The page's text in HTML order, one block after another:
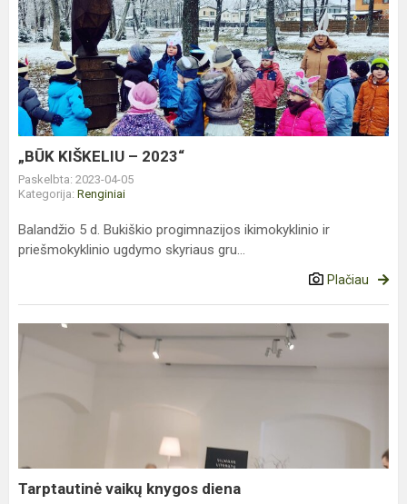
KIŠKELIU
–
2023“
„BŪK KIŠKELIU – 2023“
Paskelbta: 2023-04-05
Kategorija: Renginiai
Balandžio 5 d. Bukiškio progimnazijos ikimokyklinio ir
priešmokyklinio ugdymo skyriaus gru...
Plačiau
Tarptautinė
Tarptautinė vaikų knygos diena